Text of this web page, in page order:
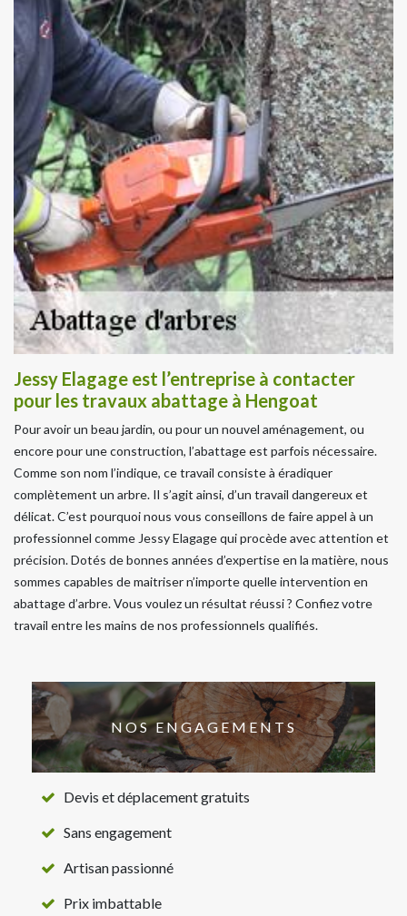
Jessy Elagage est l’entreprise à contacter
pour les travaux abattage à Hengoat
Pour avoir un beau jardin, ou pour un nouvel aménagement, ou
encore pour une construction, l’abattage est parfois nécessaire.
Comme son nom l’indique, ce travail consiste à éradiquer
complètement un arbre. Il s’agit ainsi, d’un travail dangereux et
délicat. C’est pourquoi nous vous conseillons de faire appel à un
professionnel comme Jessy Elagage qui procède avec attention et
précision. Dotés de bonnes années d’expertise en la matière, nous
sommes capables de maitriser n’importe quelle intervention en
abattage d’arbre. Vous voulez un résultat réussi ? Confiez votre
travail entre les mains de nos professionnels qualifiés.
NOS ENGAGEMENTS
Devis et déplacement gratuits
Sans engagement
Artisan passionné
Prix imbattable